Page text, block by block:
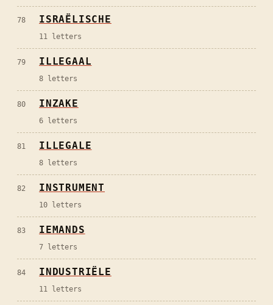
78 ISRAËLISCHE
11 letters
79 ILLEGAAL
8 letters
80 INZAKE
6 letters
81 ILLEGALE
8 letters
82 INSTRUMENT
10 letters
83 IEMANDS
7 letters
84 INDUSTRIËLE
11 letters